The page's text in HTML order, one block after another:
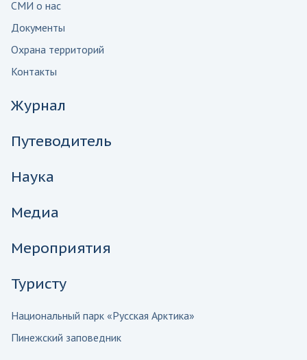
СМИ о нас
Документы
Охрана территорий
Контакты
Журнал
Путеводитель
Наука
Медиа
Мероприятия
Туристу
Национальный парк «Русская Арктика»
Пинежский заповедник